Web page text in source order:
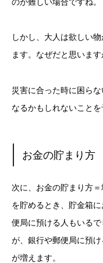
のが難しい場合ですね。
しかし、大人は欲しい
ます。なぜだと思います
災害に合った時に困ら
なるかもしれないことを
お金の貯まり方
次に、お金の貯まり方
を貯めるとき、貯金箱
便局に預ける人もいる
が、銀行や郵便局に預
が増えます。